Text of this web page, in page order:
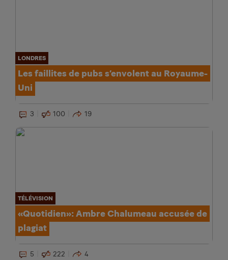
LONDRES
Les faillites de pubs s’envolent au Royaume-
Uni
3 100 19
TÉLÉVISION
«Quotidien»: Ambre Chalumeau accusée de
plagiat
5 222 4